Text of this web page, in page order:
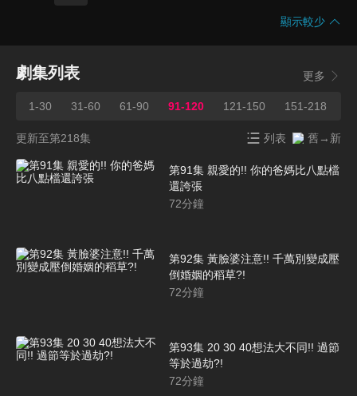
顯示較少
劇集列表 更多
1-30 31-60 61-90 91-120 121-150 151-218
更新至第218集 列表 舊→新
第91集 親愛的!! 你的爸媽比八點檔
還誇張
72分鐘
第92集 黃臉婆注意!! 千萬別變成壓
倒婚姻的稻草?!
72分鐘
第93集 20 30 40想法大不同!! 過節
等於過劫?!
72分鐘